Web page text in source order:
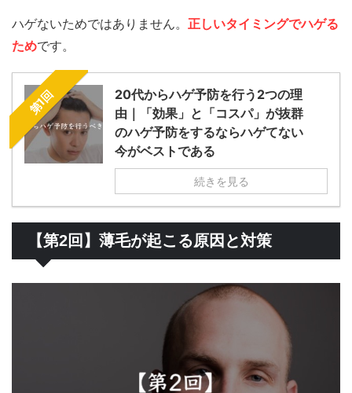
ハゲないためではありません。 正しいタイミングでハゲる
ためです。
第1回
20代からハゲ予防を行う2つの理
由｜「効果」と「コスパ」が抜群
のハゲ予防をするならハゲてない
今がベストである
続きを見る
【第2回】薄毛が起こる原因と対策